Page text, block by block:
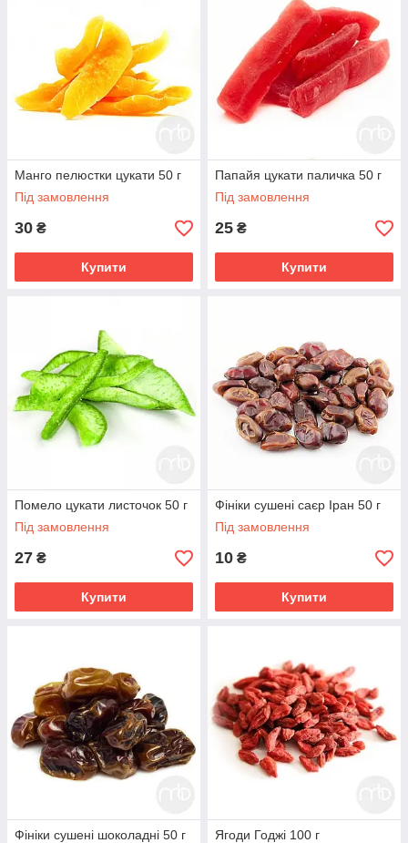
Манго пелюстки цукати 50 г
Під замовлення
30 ₴
Купити
Папайя цукати паличка 50 г
Під замовлення
25 ₴
Купити
Помело цукати листочок 50 г
Під замовлення
27 ₴
Купити
Фініки сушені саєр Іран 50 г
Під замовлення
10 ₴
Купити
Фініки сушені шоколадні 50 г
Ягоди Годжі 100 г